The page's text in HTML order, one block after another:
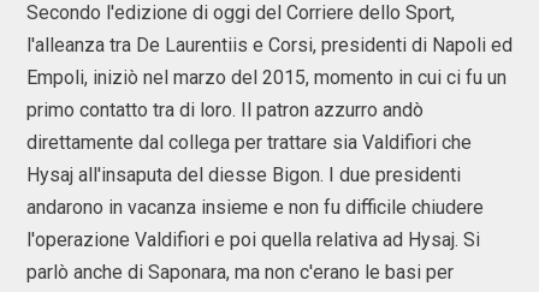
Secondo l'edizione di oggi del Corriere dello Sport,
l'alleanza tra De Laurentiis e Corsi, presidenti di Napoli ed
Empoli, iniziò nel marzo del 2015, momento in cui ci fu un
primo contatto tra di loro. Il patron azzurro andò
direttamente dal collega per trattare sia Valdifiori che
Hysaj all'insaputa del diesse Bigon. I due presidenti
andarono in vacanza insieme e non fu difficile chiudere
l'operazione Valdifiori e poi quella relativa ad Hysaj. Si
parlò anche di Saponara, ma non c'erano le basi per